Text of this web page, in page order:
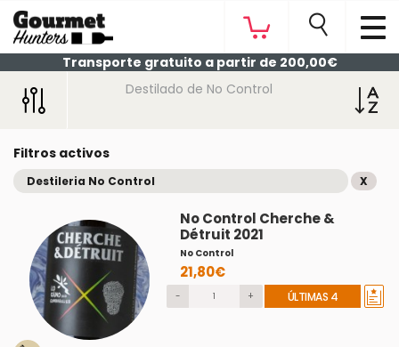
Transporte gratuito a partir de 200,00€
Destilado de No Control
Filtros activos
Destileria No Control X
No Control Cherche &
Détruit 2021
No Control
21,80€
- + ÚLTIMAS 4